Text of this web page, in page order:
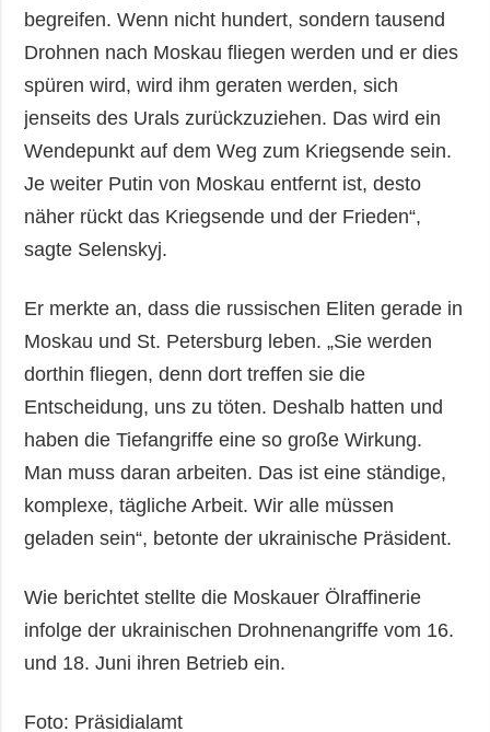
begreifen. Wenn nicht hundert, sondern tausend
Drohnen nach Moskau fliegen werden und er dies
spüren wird, wird ihm geraten werden, sich
jenseits des Urals zurückzuziehen. Das wird ein
Wendepunkt auf dem Weg zum Kriegsende sein.
Je weiter Putin von Moskau entfernt ist, desto
näher rückt das Kriegsende und der Frieden“,
sagte Selenskyj.
Er merkte an, dass die russischen Eliten gerade in
Moskau und St. Petersburg leben. „Sie werden
dorthin fliegen, denn dort treffen sie die
Entscheidung, uns zu töten. Deshalb hatten und
haben die Tiefangriffe eine so große Wirkung.
Man muss daran arbeiten. Das ist eine ständige,
komplexe, tägliche Arbeit. Wir alle müssen
geladen sein“, betonte der ukrainische Präsident.
Wie berichtet stellte die Moskauer Ölraffinerie
infolge der ukrainischen Drohnenangriffe vom 16.
und 18. Juni ihren Betrieb ein.
Foto: Präsidialamt